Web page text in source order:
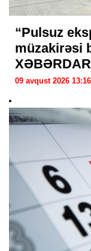
“Pulsuz
müzakirəsi
09 avqust 2026 13:16